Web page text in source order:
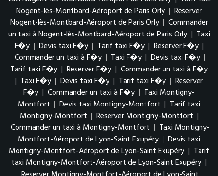
Nogent-lès-Montbard-Aéroport de Paris Orly | Reserver
Nogent-lès-Montbard-Aéroport de Paris Orly | Commander
un taxi à Nogent-lès-Montbard-Aéroport de Paris Orly | Taxi
F�y | Devis taxi F�y | Tarif taxi F�y | Reserver F�y |
Commander un taxi à F�y | Taxi F�y | Devis taxi F�y |
Tarif taxi F�y | Reserver F�y | Commander un taxi à F�y
| Taxi F�y | Devis taxi F�y | Tarif taxi F�y | Reserver
F�y | Commander un taxi à F�y | Taxi Montigny-
Montfort | Devis taxi Montigny-Montfort | Tarif taxi
Montigny-Montfort | Reserver Montigny-Montfort |
Commander un taxi à Montigny-Montfort | Taxi Montigny-
Montfort-Aéroport de Lyon-Saint Exupéry | Devis taxi
Montigny-Montfort-Aéroport de Lyon-Saint Exupéry | Tarif
taxi Montigny-Montfort-Aéroport de Lyon-Saint Exupéry |